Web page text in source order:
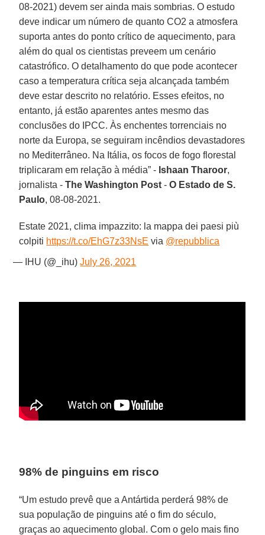
08-2021) devem ser ainda mais sombrias. O estudo
deve indicar um número de quanto CO2 a atmosfera
suporta antes do ponto crítico de aquecimento, para
além do qual os cientistas preveem um cenário
catastrófico. O detalhamento do que pode acontecer
caso a temperatura crítica seja alcançada também
deve estar descrito no relatório. Esses efeitos, no
entanto, já estão aparentes antes mesmo das
conclusões do IPCC. Às enchentes torrenciais no
norte da Europa, se seguiram incêndios devastadores
no Mediterrâneo. Na Itália, os focos de fogo florestal
triplicaram em relação à média” - Ishaan Tharoor,
jornalista -The Washington Post -O Estado de S.
Paulo, 08-08-2021.
Estate 2021, clima impazzito: la mappa dei paesi più
colpiti https://t.co/EhG7z33NsE via @repubblica
— IHU (@_ihu)July 26, 2021
98% de pinguins em risco
“Um estudo prevê que a Antártida perderá 98% de
sua população de pinguins até o fim do século,
graças ao aquecimento global. Com o gelo mais fino